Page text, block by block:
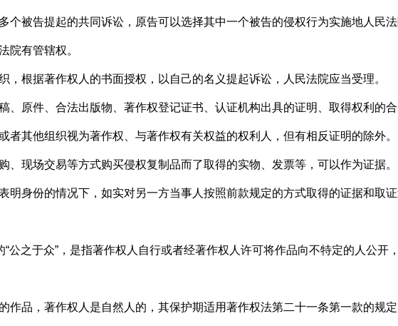
告提起的共同诉讼，原告可以选择其中一个被告的侵权行为实施地人民法
院有管辖权。
据著作权人的书面授权，以自己的名义提起诉讼，人民法院应当受理。
件、合法出版物、著作权登记证书、认证机构出具的证明、取得权利的合
其他组织视为著作权、与著作权有关权益的权利人，但有相反证明的除外。
场交易等方式购买侵权复制品而了取得的实物、发票等，可以作为证据。
身份的情况下，如实对另一方当事人按照前款规定的方式取得的证据和取
于众”，是指著作权人自行或者经著作权人许可将作品向不特定的人公开
，著作权人是自然人的，其保护期适用著作权法第二十一条第一款的规定